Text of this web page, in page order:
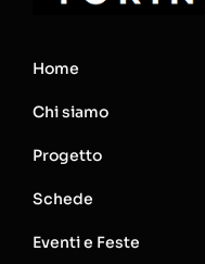
Home
Chi siamo
Progetto
Schede
Eventi e Feste